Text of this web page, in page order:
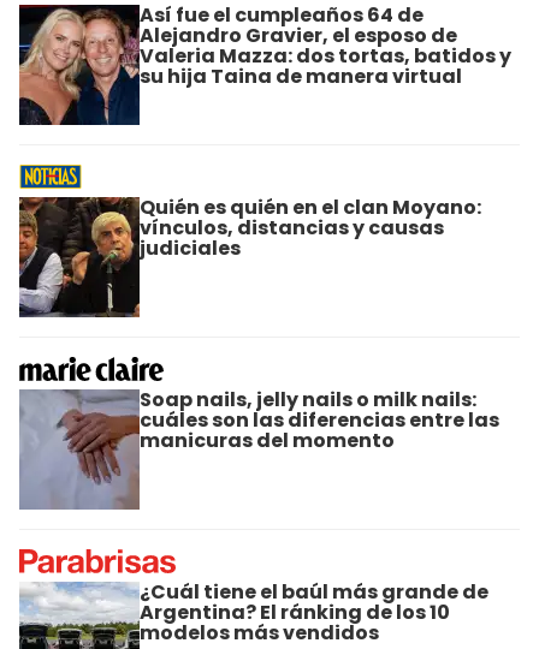
Así fue el cumpleaños 64 de
Alejandro Gravier, el esposo de
Valeria Mazza: dos tortas, batidos y
su hija Taina de manera virtual
Quién es quién en el clan Moyano:
vínculos, distancias y causas
judiciales
Soap nails, jelly nails o milk nails:
cuáles son las diferencias entre las
manicuras del momento
¿Cuál tiene el baúl más grande de
Argentina? El ránking de los 10
modelos más vendidos